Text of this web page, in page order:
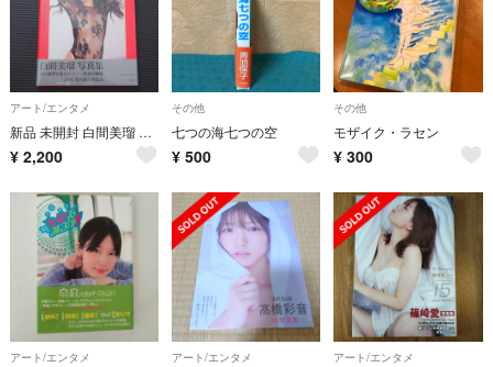
アート/エンタメ
新品 未開封 白間美瑠 写真集 MERCI グラビア アイドル NMB48
¥ 2,200
その他
七つの海七つの空
¥ 500
その他
モザイク・ラセン
¥ 300
アート/エンタメ アート/エンタメ アート/エンタメ